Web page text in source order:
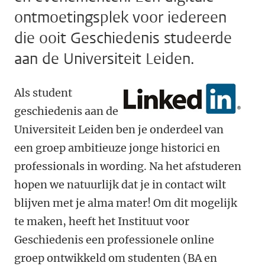
ontmoetingsplek voor iedereen
die ooit Geschiedenis studeerde
aan de Universiteit Leiden.
Als student
geschiedenis aan de
Universiteit Leiden ben je onderdeel van
een groep ambitieuze jonge historici en
professionals in wording. Na het afstuderen
hopen we natuurlijk dat je in contact wilt
blijven met je alma mater! Om dit mogelijk
te maken, heeft het Instituut voor
Geschiedenis een professionele online
groep ontwikkeld om studenten (BA en